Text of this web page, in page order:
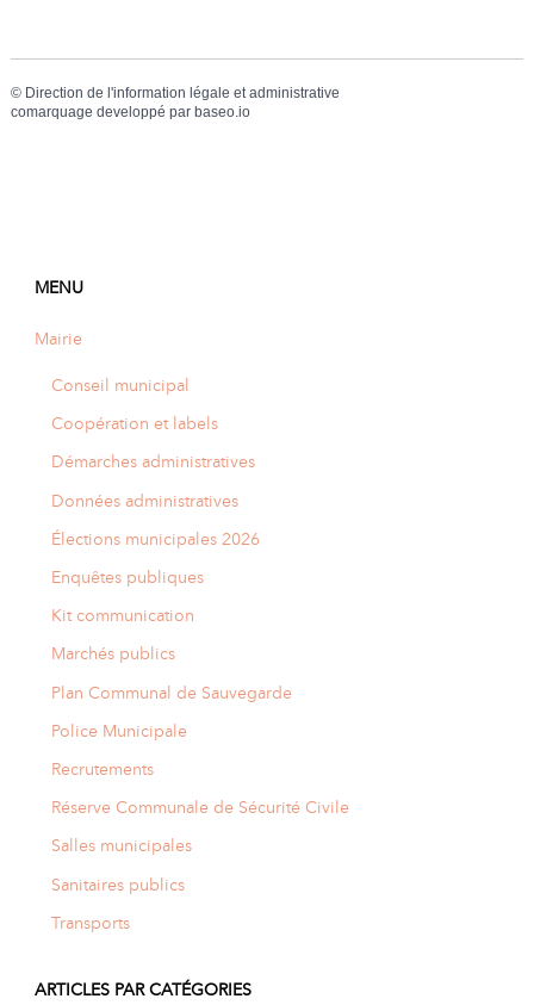
© Direction de l'information légale et administrative
comarquage developpé par baseo.io
MENU
Mairie
Conseil municipal
Coopération et labels
Démarches administratives
Données administratives
Élections municipales 2026
Enquêtes publiques
Kit communication
Marchés publics
Plan Communal de Sauvegarde
Police Municipale
Recrutements
Réserve Communale de Sécurité Civile
Salles municipales
Sanitaires publics
Transports
ARTICLES PAR CATÉGORIES